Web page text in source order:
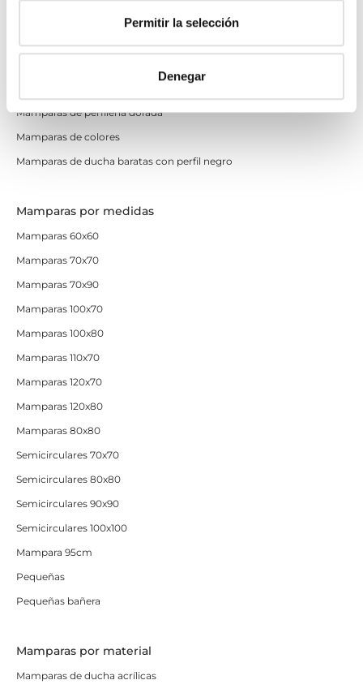
Permitir la selección
Denegar
Mamparas de ducha perfilería negra
Mamparas de perfilería dorada
Mamparas de colores
Mamparas de ducha baratas con perfil negro
Mamparas por medidas
Mamparas 60x60
Mamparas 70x70
Mamparas 70x90
Mamparas 100x70
Mamparas 100x80
Mamparas 110x70
Mamparas 120x70
Mamparas 120x80
Mamparas 80x80
Semicirculares 70x70
Semicirculares 80x80
Semicirculares 90x90
Semicirculares 100x100
Mampara 95cm
Pequeñas
Pequeñas bañera
Mamparas por material
Mamparas de ducha acrílicas